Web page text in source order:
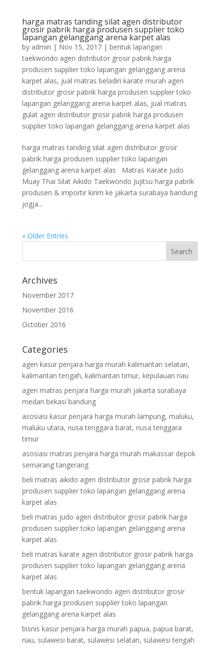
harga matras tanding silat agen distributor
grosir pabrik harga produsen supplier toko
lapangan gelanggang arena karpet alas
by admin | Nov 15, 2017| bentuk lapangan
taekwondo agen distributor grosir pabrik harga
produsen supplier toko lapangan gelanggang arena
karpet alas, jual matras beladiri karate murah agen
distributor grosir pabrik harga produsen supplier toko
lapangan gelanggang arena karpet alas, jual matras
gulat agen distributor grosir pabrik harga produsen
supplier toko lapangan gelanggang arena karpet alas
harga matras tanding silat agen distributor grosir
pabrik harga produsen supplier toko lapangan
gelanggang arena karpet alas Matras Karate Judo
Muay Thai Silat Aikido Taekwondo Jujitsu harga pabrik
produsen & importir kirim ke jakarta surabaya bandung
jogja...
« Older Entries
Archives
November 2017
November 2016
October 2016
Categories
agen kasur penjara harga murah kalimantan selatan,
kalimantan tengah, kalimantan timur, kepulauan riau
agen matras penjara harga murah jakarta surabaya
medan bekasi bandung
asosiasi kasur penjara harga murah lampung, maluku,
maluku utara, nusa tenggara barat, nusa tenggara
timur
asosiasi matras penjara harga murah makassar depok
semarang tangerang
beli matras aikido agen distributor grosir pabrik harga
produsen supplier toko lapangan gelanggang arena
karpet alas
beli matras judo agen distributor grosir pabrik harga
produsen supplier toko lapangan gelanggang arena
karpet alas
beli matras karate agen distributor grosir pabrik harga
produsen supplier toko lapangan gelanggang arena
karpet alas
bentuk lapangan taekwondo agen distributor grosir
pabrik harga produsen supplier toko lapangan
gelanggang arena karpet alas
bisnis kasur penjara harga murah papua, papua barat,
riau, sulawesi barat, sulawesi selatan, sulawesi tengah